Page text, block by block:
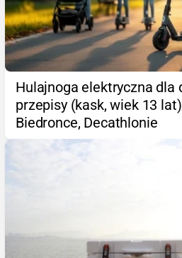
Hulajnoga elektryczna dla
przepisy (kask, wiek 13
Biedronce, Decathlonie